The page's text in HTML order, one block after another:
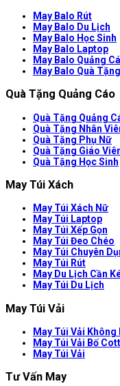
May Balo Rút
May Balo Du Lịch
May Balo Học Sinh
May Balo Laptop
May Balo Quảng
May Balo Quà Tặng
Quà Tặng Quảng Cáo
Quà Tặng Quảng
Quà Tặng Nhân
Quà Tặng Phụ Nữ
Quà Tặng Giáo
Quà Tặng Học Sinh
May Túi Xách
May Túi Xách Nữ
May Túi Laptop
May Túi Xếp Gọn
May Túi Đeo Chéo
May Túi Chuyên
May Túi Rút
May Du Lịch Cần
May Túi Du Lịch
May Túi Vải
May Túi Vải Không
May Túi Vải Bố
May Túi Vải
Tư Vấn May